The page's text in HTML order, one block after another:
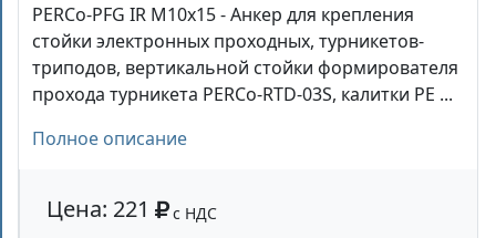
PERCo-PFG IR M10х15 - Анкер для крепления
стойки электронных проходных, турникетов-
триподов, вертикальной стойки формирователя
прохода турникета PERCo-RTD-03S, калитки PE ...
Полное описание
Цена: 221 с НДС